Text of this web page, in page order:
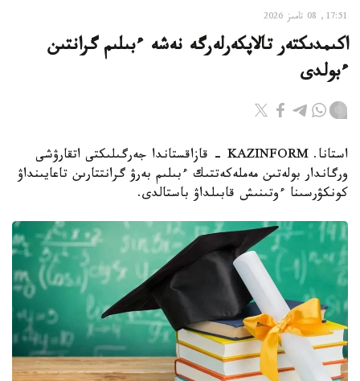
17:51, 08 تامىز 2026
اكىمدىكتەر تالاپكەرلەرگە نەشە ءبىلىم گرانتىن
ءبولدى
استانا. KAZINFORM - قازاقستاندا جەرگىلىكتى اتقارۋشى
ورگاندار بولەتىن مەملەكەتتىك ءبىلىم بەرۋ گرانتتارىن تاعايىنداۋ
كونكۋرسىنا ءوتىنىش قابىلداۋ باستالدى.